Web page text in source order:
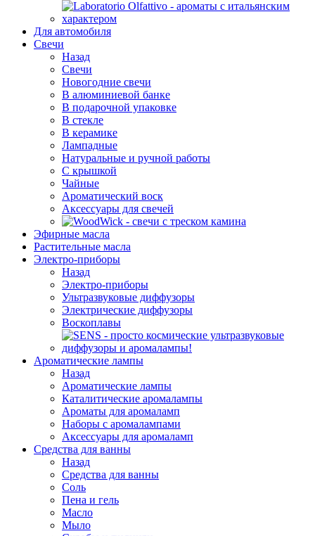
Для автомобиля
Свечи
Назад
Свечи
Новогодние свечи
В алюминиевой банке
В подарочной упаковке
В стекле
В керамике
Лампадные
Натуральные и ручной работы
С крышкой
Чайные
Ароматический воск
Аксессуары для свечей
Эфирные масла
Растительные масла
Электро-приборы
Назад
Электро-приборы
Ультразвуковые диффузоры
Электрические диффузоры
Воскоплавы
Ароматические лампы
Назад
Ароматические лампы
Каталитические аромалампы
Ароматы для аромаламп
Наборы с аромалампами
Аксессуары для аромаламп
Средства для ванны
Назад
Средства для ванны
Соль
Пена и гель
Масло
Мыло